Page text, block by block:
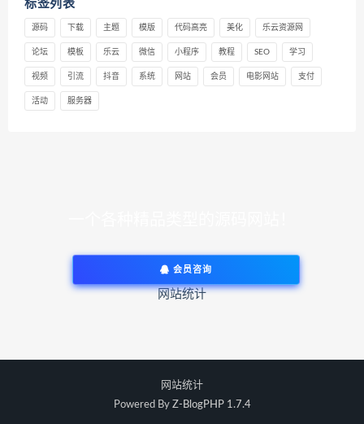
标签列表
源码 下载 主题 模版 代码高亮 美化 乐云资源网
论坛 模板 乐云 微信 小程序 教程 SEO 学习
视频 引流 抖音 系统 网站 会员 电影网站 支付
活动 服务器
会员咨询
网站统计
网站统计
Powered By Z-BlogPHP 1.7.4